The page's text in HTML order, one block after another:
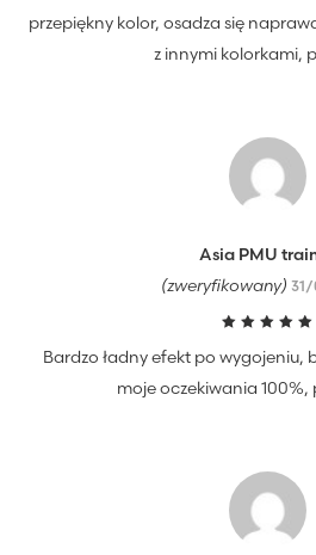
przepiękny kolor, osadza się
z innymi kolorkami,
Asia PMU
(zweryfikowany)
5na 5
Bardzo ładny efekt po wygojeniu,
moje oczekiwania 100%,